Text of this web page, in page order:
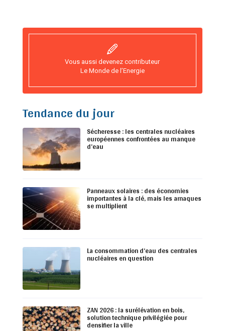
Vous aussi devenez contributeur
Le Monde de l’Energie
Tendance du jour
Sécheresse : les centrales nucléaires
européennes confrontées au manque
d’eau
Panneaux solaires : des économies
importantes à la clé, mais les arnaques
se multiplient
La consommation d’eau des centrales
nucléaires en question
ZAN 2026 : la surélévation en bois,
solution technique privilégiée pour
densifier la ville